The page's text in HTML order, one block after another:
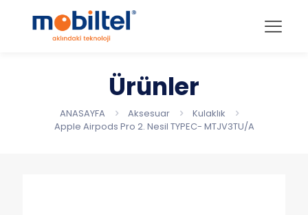
Ürünler
ANASAYFA Aksesuar
Kulaklık
Apple Airpods Pro 2. Nesil TYPEC- MTJV3TU/A